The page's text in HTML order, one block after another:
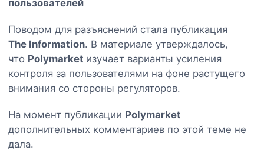
пользователей
Поводом для разъяснений стала публикация
The Information. В материале утверждалось,
что Polymarket изучает варианты усиления
контроля за пользователями на фоне растущего
внимания со стороны регуляторов.
На момент публикации Polymarket
дополнительных комментариев по этой теме не
дала.